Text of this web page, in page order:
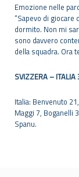
Emozione nelle
“Sapevo di giocare
dormito. Non mi
sono davvero
della squadra. Ora
SVIZZERA – ITALIA
Italia: Benvenuto
Maggi 7, Boganelli
Spanu.